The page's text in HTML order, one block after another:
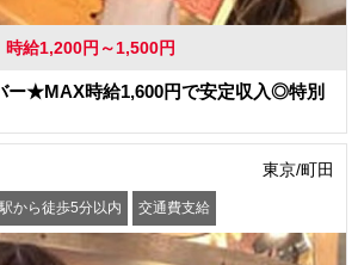
時給1,200円～1,500円
ー★MAX時給1,600円で安定収入◎特別
東京/町田
駅から徒歩5分以内 交通費支給